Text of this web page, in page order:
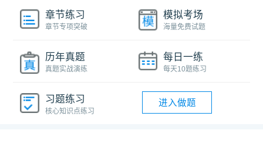
章节练习
章节专项突破
模拟考场
海量免费试题
历年真题
真题实战演练
每日一练
每天10题练习
习题练习
核心知识点练习
进入做题